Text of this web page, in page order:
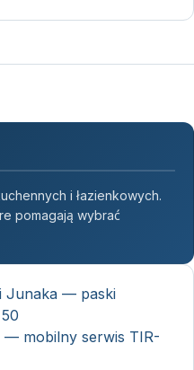
i łazienkowych.
pomagają wybrać
Junaka — paski
— mobilny serwis TIR-